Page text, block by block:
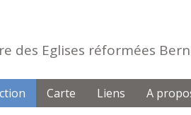
Eglises réformées
Carte Liens A